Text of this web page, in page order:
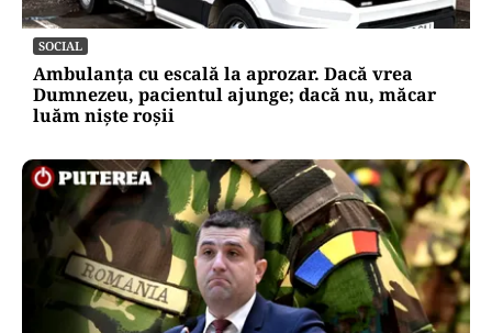
SOCIAL
Ambulanța cu escală la aprozar. Dacă vrea
Dumnezeu, pacientul ajunge; dacă nu, măcar
luăm niște roșii